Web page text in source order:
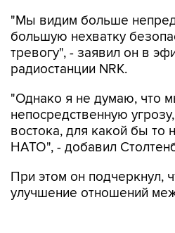
"Мы видим больше
большую нехватку
тревогу", - заявил он в
радиостанции NRK.
"Однако я не думаю, что
непосредственную
востока, для какой бы то
НАТО", - добавил
При этом он подчеркнул,
улучшение отношений